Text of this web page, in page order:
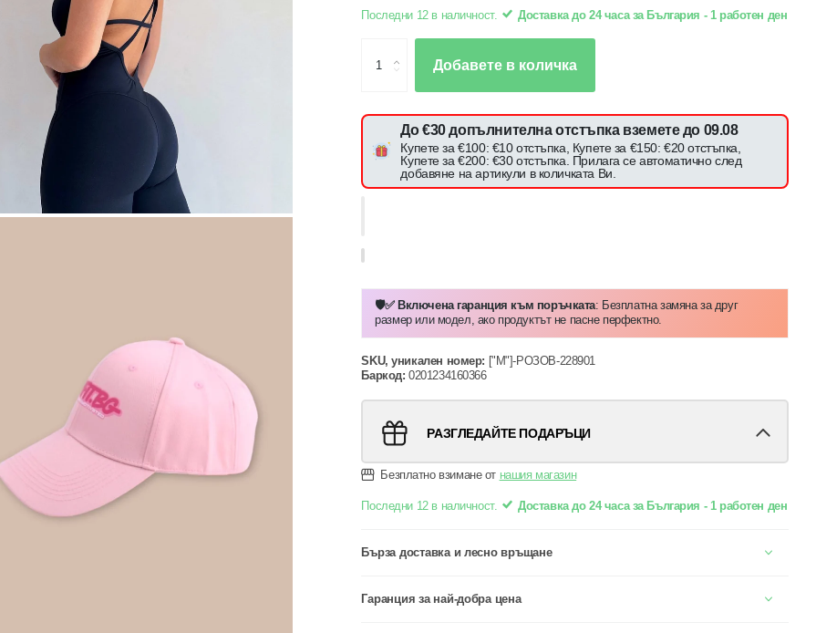
Последни 12 в наличност. Доставка до 24 часа за България - 1 работен ден
Добавете в количка
До €30 допълнителна отстъпка вземете до 09.08
Купете за €100: €10 отстъпка, Купете за €150: €20 отстъпка,
Купете за €200: €30 отстъпка. Прилага се автоматично след
добавяне на артикули в количката Ви.
🛡️✅ Включена гаранция към поръчката: Безплатна замяна за друг
размер или модел, ако продуктът не пасне перфектно.
SKU, уникален номер: ["M"]-РОЗОВ-228901
Баркод: 0201234160366
РАЗГЛЕДАЙТЕ ПОДАРЪЦИ
Безплатно взимане от нашия магазин
Последни 12 в наличност. Доставка до 24 часа за България - 1 работен ден
Бърза доставка и лесно връщане
Гаранция за най-добра цена